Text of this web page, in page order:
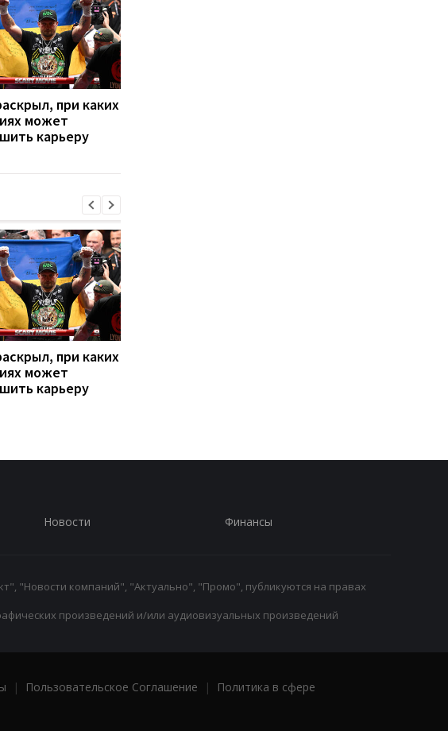
при каких
может
карьеру
при каких
может
карьеру
Новости Финансы
"Новости компаний", "Актуально", "Промо", публикуются на правах
произведений и/или аудиовизуальных произведений
| Пользовательское Соглашение |
Политика в сфере